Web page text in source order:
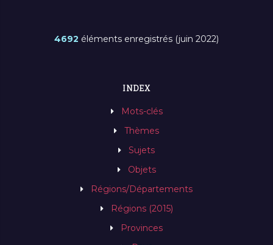
4692 éléments enregistrés (juin 2022)
INDEX
Mots-clés
Thèmes
Sujets
Objets
Régions/Départements
Régions (2015)
Provinces